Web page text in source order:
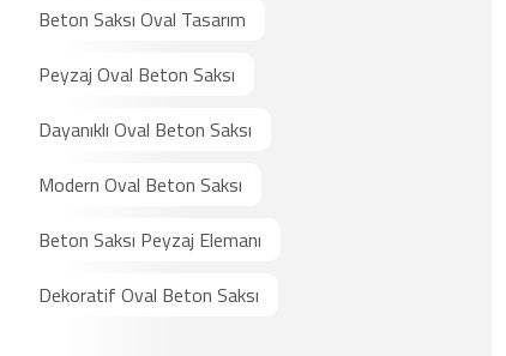
Beton Saksı Oval Tasarım
Peyzaj Oval Beton Saksı
Dayanıklı Oval Beton Saksı
Modern Oval Beton Saksı
Beton Saksı Peyzaj Elemanı
Dekoratif Oval Beton Saksı